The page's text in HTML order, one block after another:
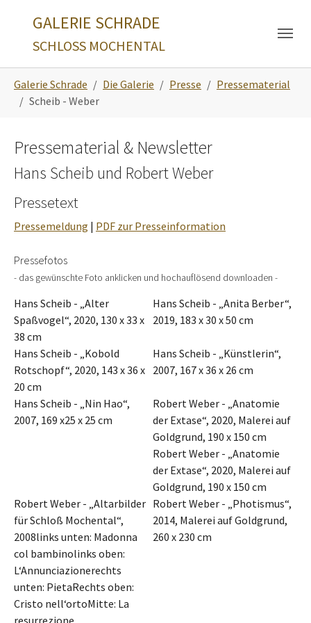
GALERIE SCHRADE
SCHLOSS MOCHENTAL
Galerie Schrade Die Galerie Presse
Pressematerial
Scheib - Weber
Pressematerial & Newsletter
Hans Scheib und Robert Weber
Pressetext
Pressemeldung | PDF zur Presseinformation
Pressefotos
- das gewünschte Foto anklicken und hochauflösend downloaden -
Hans Scheib - „Alter
Spaßvogel“, 2020, 130 x 33 x
38 cm
Hans Scheib - „Anita Berber“,
2019, 183 x 30 x 50 cm
Hans Scheib - „Kobold
Rotschopf“, 2020, 143 x 36 x
20 cm
Hans Scheib - „Künstlerin“,
2007, 167 x 36 x 26 cm
Hans Scheib - „Nin Hao“,
2007, 169 x25 x 25 cm
Robert Weber - „Anatomie
der Extase“, 2020, Malerei auf
Goldgrund, 190 x 150 cm
Robert Weber - „Anatomie
der Extase“, 2020, Malerei auf
Goldgrund, 190 x 150 cm
Robert Weber - „Altarbilder
für Schloß Mochental“,
2008links unten: Madonna
col bambinolinks oben:
L‘Annunciazionerechts
unten: PietaRechts oben:
Cristo nell‘ortoMitte: La
resurrezione
Robert Weber - „Photismus“,
2014, Malerei auf Goldgrund,
260 x 230 cm